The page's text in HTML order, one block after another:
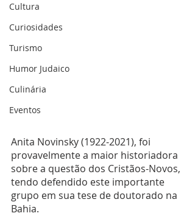
Cultura
Curiosidades
Turismo
Humor Judaico
Culinária
Eventos
Anita Novinsky (1922-2021), foi
provavelmente a maior historiadora
sobre a questão dos Cristãos-Novos,
tendo defendido este importante
grupo em sua tese de doutorado na
Bahia.